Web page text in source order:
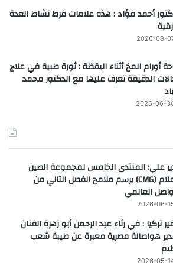
أحمد فؤاد : هذه علامات فرط نشاط الغدة
2026-08-
أورام المخ أثناء اليقظة : ثورة طبية في علاج
الدقيقة تعرف عليها مع الدكتور محمد
2026-06-
علي: المنتدى الخامس لمجموعة الصين
للإعلام (CMG) يرسم ملامح الفصل التالي من
العالمي
2026-06-
تركيا : في رثاء عبد الرحمن أبو زهرة الفنان
هواصالة مصرية معبرة عن طيبة شعب
2026-05-